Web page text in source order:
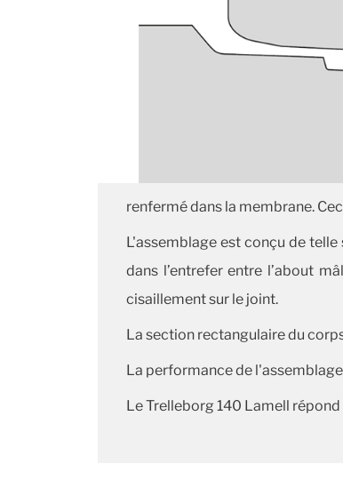
renfermé dans la membrane.
L'assemblage est conçu de
dans l’entrefer entre l’about
cisaillement sur le joint.
La section rectangulaire du
La performance de
Le Trelleborg 140 Lamell